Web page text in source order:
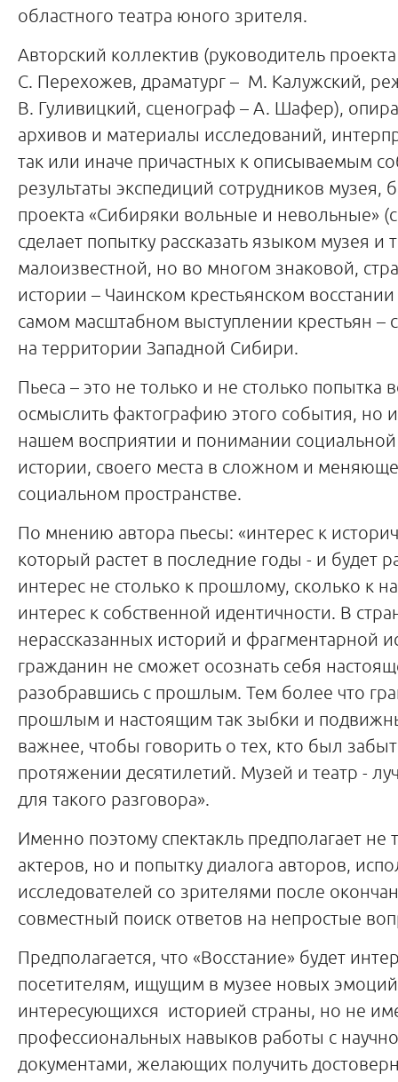
областного театра юного зрителя.
Авторский коллектив (руководитель
С. Перехожев, драматург – М. Калужский,
В. Гуливицкий, сценограф – А. Шафер),
архивов и материалы исследований,
так или иначе причастных к описываемым
результаты экспедиций сотрудников музея,
проекта «Сибиряки вольные и невольные»
сделает попытку рассказать языком музея и
малоизвестной, но во многом знаковой,
истории – Чаинском крестьянском
самом масштабном выступлении крестьян –
на территории Западной Сибири.
Пьеса – это не только и не столько попытка
осмыслить фактографию этого события, но
нашем восприятии и понимании
истории, своего места в сложном и
социальном пространстве.
По мнению автора пьесы: «интерес к
который растет в последние годы - и будет
интерес не столько к прошлому, сколько к
интерес к собственной идентичности. В
нерассказанных историй и фрагментарной
гражданин не сможет осознать себя
разобравшись с прошлым. Тем более что
прошлым и настоящим так зыбки и
важнее, чтобы говорить о тех, кто был
протяжении десятилетий. Музей и театр -
для такого разговора».
Именно поэтому спектакль предполагает не
актеров, но и попытку диалога авторов,
исследователей со зрителями после
совместный поиск ответов на непростые
Предполагается, что «Восстание» будет
посетителям, ищущим в музее новых
интересующихся историей страны, но не
профессиональных навыков работы с
документами, желающих получить